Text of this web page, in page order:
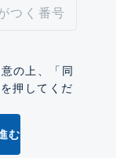
続保証料:毎月月
の上、「同
押してくだ
む